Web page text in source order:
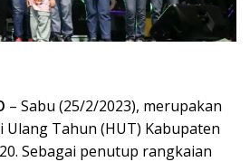
– Sabu (25/2/2023), merupakan
Ulang Tahun (HUT) Kabupaten
Sebagai penutup rangkaian